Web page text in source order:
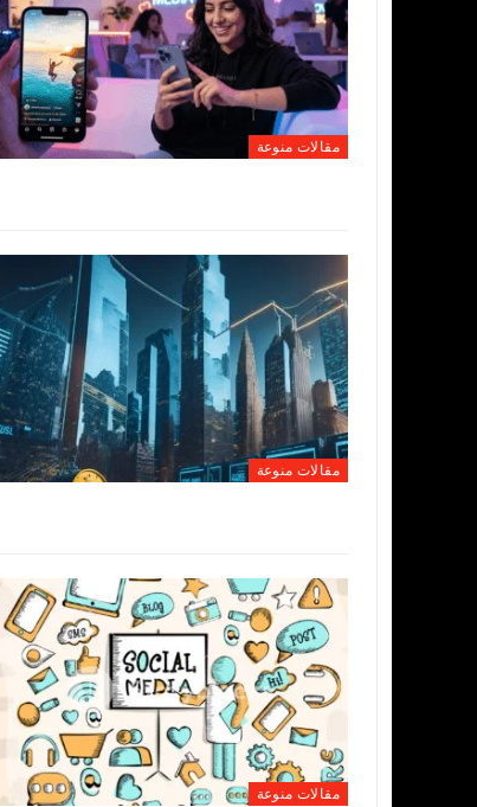
مقالات منوعة
مقالات منوعة
مقالات منوعة